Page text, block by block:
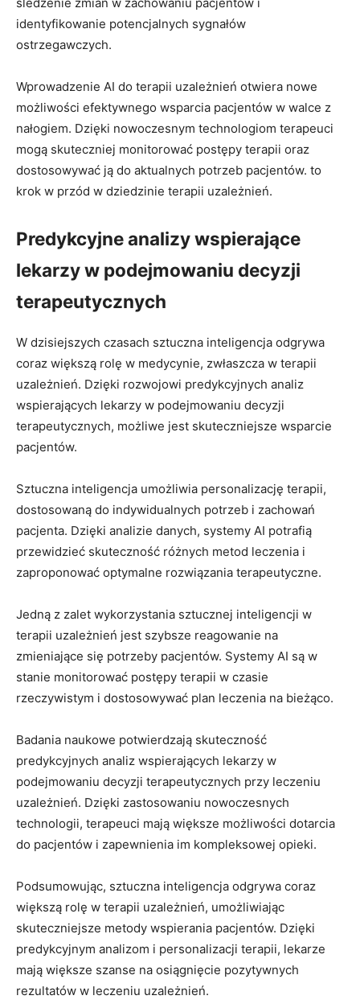
śledzenie zmian w zachowaniu pacjentów i
identyfikowanie potencjalnych sygnałów
ostrzegawczych.
Wprowadzenie AI do terapii uzależnień otwiera nowe
możliwości efektywnego wsparcia pacjentów w walce z
nałogiem. Dzięki nowoczesnym technologiom terapeuci
mogą skuteczniej monitorować postępy terapii oraz
dostosowywać ją do aktualnych potrzeb pacjentów. to
krok w przód w dziedzinie terapii uzależnień.
Predykcyjne analizy wspierające
lekarzy w podejmowaniu decyzji
terapeutycznych
W dzisiejszych czasach sztuczna inteligencja odgrywa
coraz większą rolę w medycynie, zwłaszcza w terapii
uzależnień. Dzięki rozwojowi predykcyjnych analiz
wspierających lekarzy w podejmowaniu decyzji
terapeutycznych, możliwe jest skuteczniejsze wsparcie
pacjentów.
Sztuczna inteligencja umożliwia personalizację terapii,
dostosowaną do indywidualnych potrzeb i zachowań
pacjenta. Dzięki analizie danych, systemy AI potrafią
przewidzieć skuteczność różnych metod leczenia i
zaproponować optymalne rozwiązania terapeutyczne.
Jedną z zalet wykorzystania sztucznej inteligencji w
terapii uzależnień jest szybsze reagowanie na
zmieniające się potrzeby pacjentów. Systemy AI są w
stanie monitorować postępy terapii w czasie
rzeczywistym i dostosowywać plan leczenia na bieżąco.
Badania naukowe potwierdzają skuteczność
predykcyjnych analiz wspierających lekarzy w
podejmowaniu decyzji terapeutycznych przy leczeniu
uzależnień. Dzięki zastosowaniu nowoczesnych
technologii, terapeuci mają większe możliwości dotarcia
do pacjentów i zapewnienia im kompleksowej opieki.
Podsumowując, sztuczna inteligencja odgrywa coraz
większą rolę w terapii uzależnień, umożliwiając
skuteczniejsze metody wspierania pacjentów. Dzięki
predykcyjnym analizom i personalizacji terapii, lekarze
mają większe szanse na osiągnięcie pozytywnych
rezultatów w leczeniu uzależnień.